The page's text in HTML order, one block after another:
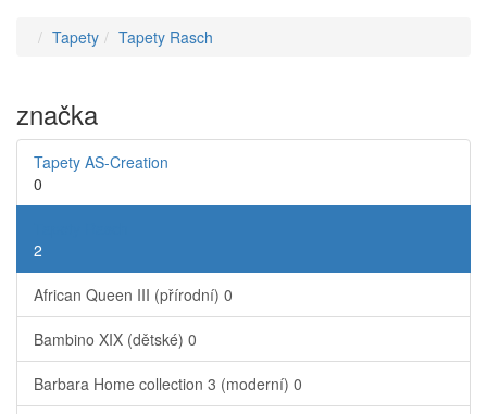
Tapety Tapety Rasch
značka
Tapety AS-Creation
0
2
African Queen III (přírodní) 0
Bambino XIX (dětské) 0
Barbara Home collection 3 (moderní) 0